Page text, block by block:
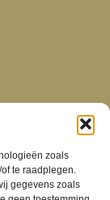
zoals
te raadplegen.
gegevens zoals